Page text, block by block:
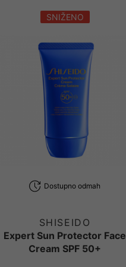
SNIŽENO
Dostupno odmah
SHISEIDO
Expert Sun Protector Face
Cream SPF 50+